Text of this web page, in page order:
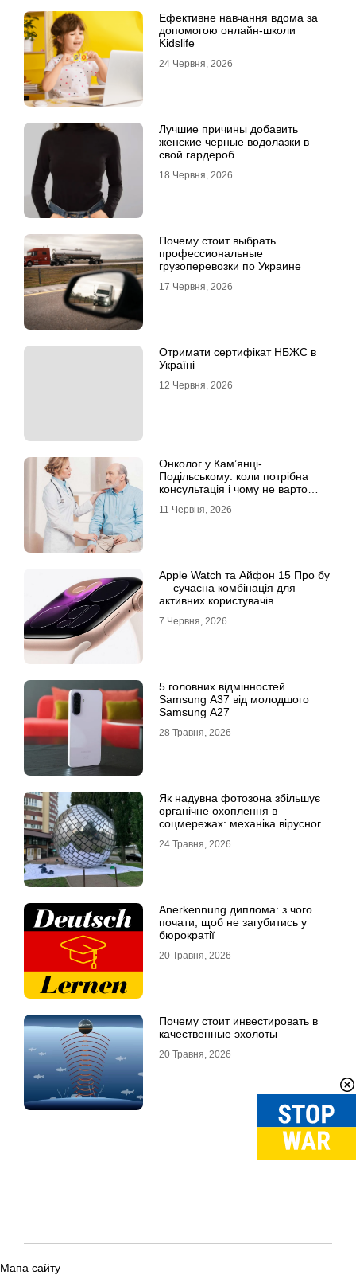
Ефективне навчання вдома за
допомогою онлайн-школи
Kidslife
24 Червня, 2026
Лучшие причины добавить
женские черные водолазки в
свой гардероб
18 Червня, 2026
Почему стоит выбрать
профессиональные
грузоперевозки по Украине
17 Червня, 2026
Отримати сертифікат НБЖС в
Україні
12 Червня, 2026
Онколог у Кам’янці-
Подільському: коли потрібна
консультація і чому не варто
11 Червня, 2026
Apple Watch та Айфон 15 Про бу
— сучасна комбінація для
активних користувачів
7 Червня, 2026
5 головних відмінностей
Samsung A37 від молодшого
Samsung A27
28 Травня, 2026
Як надувна фотозона збільшує
органічне охоплення в
соцмережах: механіка вірусного
24 Травня, 2026
Anerkennung диплома: з чого
почати, щоб не загубитись у
бюрократії
20 Травня, 2026
Почему стоит инвестировать в
качественные эхолоты
20 Травня, 2026
Мапа сайту